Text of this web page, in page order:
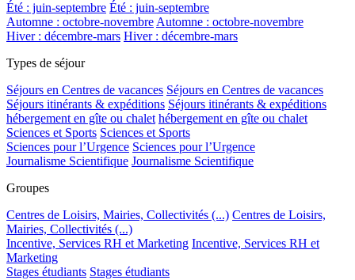
Été : juin-septembre Été : juin-septembre
Automne : octobre-novembreAutomne : octobre-novembre
Hiver : décembre-mars Hiver : décembre-mars
Types de séjour
Séjours en Centres de vacances Séjours en Centres de vacances
Séjours itinérants & expéditions Séjours itinérants & expéditions
hébergement en gîte ou chalet hébergement en gîte ou chalet
Sciences et Sports Sciences et Sports
Sciences pour l’Urgence Sciences pour l’Urgence
Journalisme Scientifique Journalisme Scientifique
Groupes
Centres de Loisirs, Mairies, Collectivités (...) Centres de Loisirs,
Mairies, Collectivités (...)
Incentive, Services RH et Marketing Incentive, Services RH et
Marketing
Stages étudiants Stages étudiants